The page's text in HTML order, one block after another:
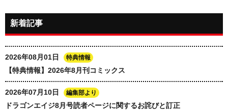
新着記事
2026年08月01日 特典情報
【特典情報】2026年8月刊コミックス
2026年07月10日 編集部より
ドラゴンエイジ8月号読者ページに関するお詫びと訂正